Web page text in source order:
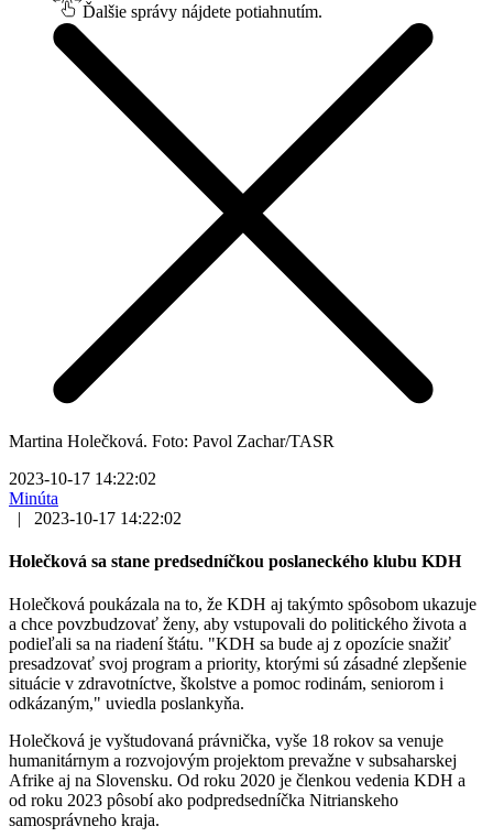
Ďalšie správy nájdete potiahnutím.
Martina Holečková. Foto: Pavol Zachar/TASR
2023-10-17 14:22:02
Minúta
|
2023-10-17 14:22:02
Holečková sa stane predsedníčkou poslaneckého klubu KDH
Holečková poukázala na to, že KDH aj takýmto spôsobom ukazuje
a chce povzbudzovať ženy, aby vstupovali do politického života a
podieľali sa na riadení štátu. "KDH sa bude aj z opozície snažiť
presadzovať svoj program a priority, ktorými sú zásadné zlepšenie
situácie v zdravotníctve, školstve a pomoc rodinám, seniorom i
odkázaným," uviedla poslankyňa.
Holečková je vyštudovaná právnička, vyše 18 rokov sa venuje
humanitárnym a rozvojovým projektom prevažne v subsaharskej
Afrike aj na Slovensku. Od roku 2020 je členkou vedenia KDH a
od roku 2023 pôsobí ako podpredsedníčka Nitrianskeho
samosprávneho kraja.